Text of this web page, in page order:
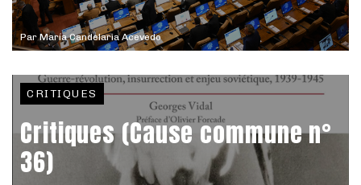
ParMaría Candelaria Acevedo
CRITIQUES
Critiques (Cause commune n°
36)